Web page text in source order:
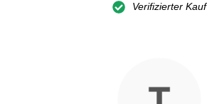
Verifizierter Kauf